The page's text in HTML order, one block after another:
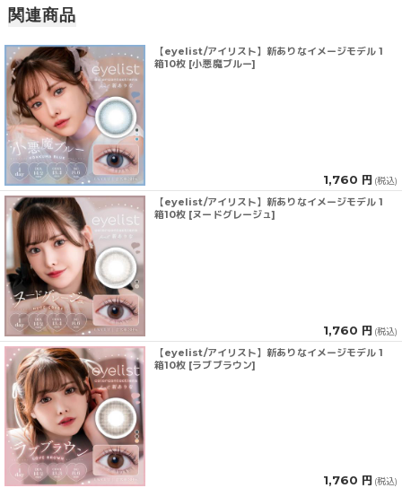
関連商品
【eyelist/アイリスト】新ありなイメージモデル 1
箱10枚 [小悪魔ブルー]
1,760 円 (税込)
【eyelist/アイリスト】新ありなイメージモデル 1
箱10枚 [ヌードグレージュ]
1,760 円 (税込)
【eyelist/アイリスト】新ありなイメージモデル 1
箱10枚 [ラブブラウン]
1,760 円 (税込)